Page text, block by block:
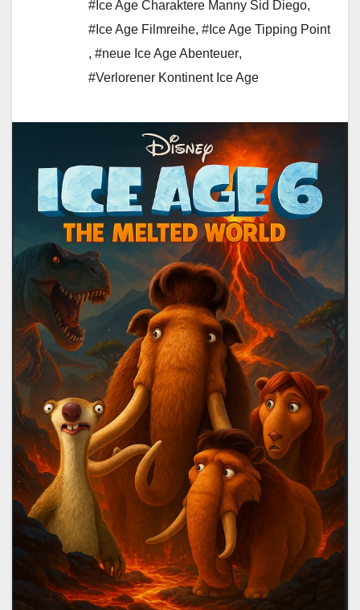
#Ice Age Charaktere Manny Sid Diego,
#Ice Age Filmreihe, #Ice Age Tipping Point
, #neue Ice Age Abenteuer,
#Verlorener Kontinent Ice Age